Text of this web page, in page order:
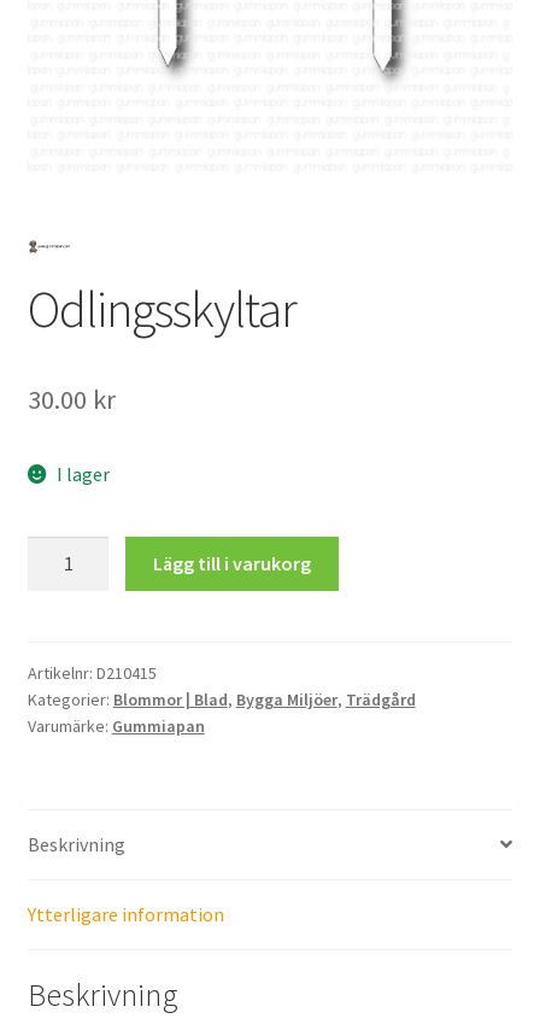
Odlingsskyltar
30.00 kr
I lager
Lägg till i varukorg
Artikelnr: D210415
Kategorier: Blommor | Blad, Bygga Miljöer, Trädgård
Varumärke: Gummiapan
Beskrivning
Ytterligare information
Beskrivning